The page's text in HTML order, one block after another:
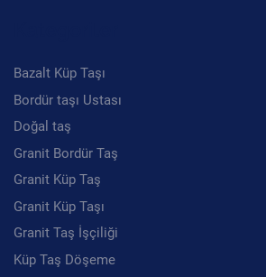
Bazalt Küp Taşı
Bordür taşı Ustası
Doğal taş
Granit Bordür Taş
Granit Küp Taş
Granit Küp Taşı
Granit Taş İşçiliği
Küp Taş Döşeme